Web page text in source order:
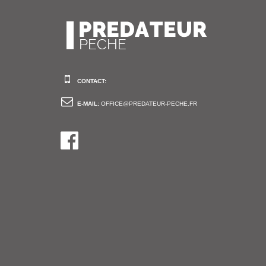
CONTACT:
E-MAIL: OFFICE@PREDATEUR-PECHE.FR